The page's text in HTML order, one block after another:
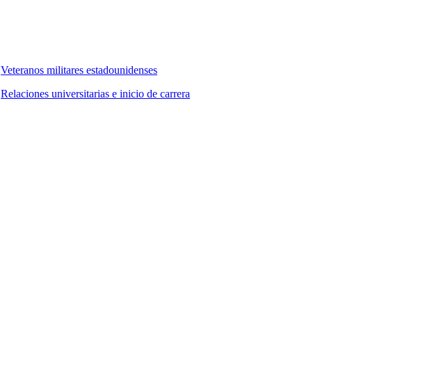
Veteranos militares estadounidenses
Relaciones universitarias e inicio de carrera